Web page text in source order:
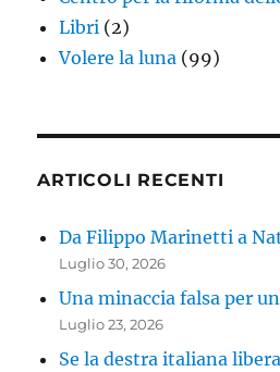
Libri (2)
Volere la luna (99)
ARTICOLI RECENTI
Da Filippo Marinetti a
Luglio 30, 2026
Una minaccia falsa per
Luglio 23, 2026
Se la destra italiana